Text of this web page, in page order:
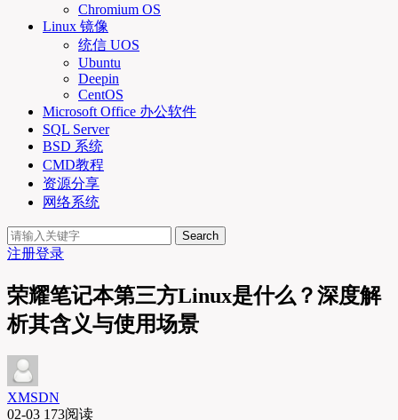
Chromium OS
Linux 镜像
统信 UOS
Ubuntu
Deepin
CentOS
Microsoft Office 办公软件
SQL Server
BSD 系统
CMD教程
资源分享
网络系统
Search
注册登录
荣耀笔记本第三方Linux是什么？深度解
析其含义与使用场景
XMSDN
02-03 173阅读